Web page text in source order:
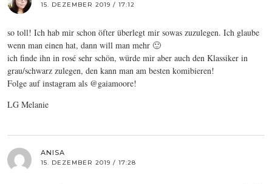
15. DEZEMBER 2019 / 17:12
so toll! Ich hab mir schon öfter überlegt mir sowas zuzulegen. Ich glaube
wenn man einen hat, dann will man mehr 🙂
ich finde ihn in rosé sehr schön, würde mir aber auch den Klassiker in
grau/schwarz zulegen, den kann man am besten komibieren!
Folge auf instagram als @gaiamoore!
LG Melanie
ANISA
15. DEZEMBER 2019 / 17:28